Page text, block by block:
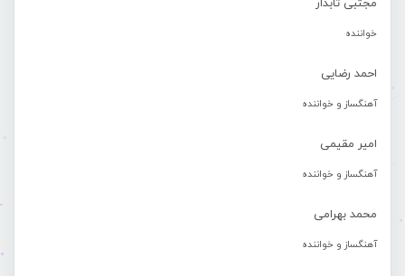
مجتبی تابدار
خواننده
احمد رضایی
آهنگساز و خواننده
امیر مقیمی
آهنگساز و خواننده
محمد بهرامی
آهنگساز و خواننده